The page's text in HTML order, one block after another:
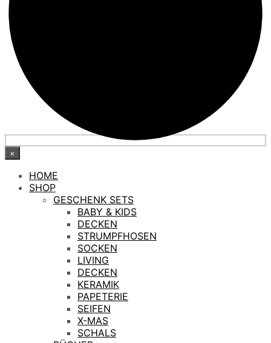
×
HOME
SHOP
GESCHENK SETS
BABY & KIDS
DECKEN
STRUMPFHOSEN
SOCKEN
LIVING
DECKEN
KERAMIK
PAPETERIE
SEIFEN
X-MAS
SCHALS